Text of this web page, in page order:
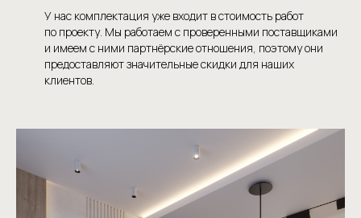
У нас комплектация уже входит в стоимость работ
по проекту. Мы работаем с проверенными поставщиками
и имеем с ними партнёрские отношения, поэтому они
предоставляют значительные скидки для наших
клиентов.